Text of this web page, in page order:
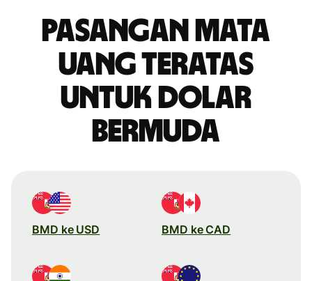
Pasangan mata
uang teratas
untuk dolar
Bermuda
BMD ke USD BMD ke CAD